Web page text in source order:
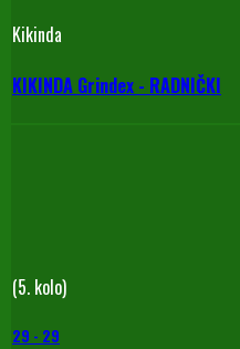
Kikinda
KIKINDA Grindex - RADNIČKI
(5. kolo)
29 - 29